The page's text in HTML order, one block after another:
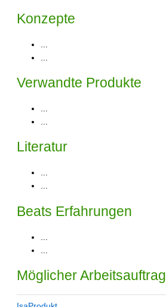
Konzepte
Verwandte Produkte
Literatur
...
...
Beats Erfahrungen
Möglicher Arbeitsauftrag